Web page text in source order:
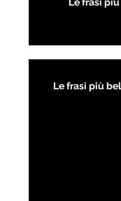
Le frasi
Le frasi più